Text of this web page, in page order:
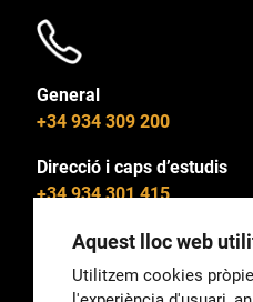
General
+34 934 309 200
Direcció i caps d’estudis
+34 934 301 415
Aquest lloc web
Utilitzem cookies